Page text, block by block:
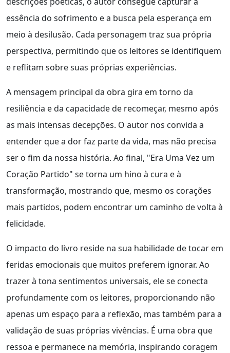
essência do sofrimento e a busca pela esperança em
meio à desilusão. Cada personagem traz sua própria
perspectiva, permitindo que os leitores se identifiquem
e reflitam sobre suas próprias experiências.
A mensagem principal da obra gira em torno da
resiliência e da capacidade de recomeçar, mesmo após
as mais intensas decepções. O autor nos convida a
entender que a dor faz parte da vida, mas não precisa
ser o fim da nossa história. Ao final, "Era Uma Vez um
Coração Partido" se torna um hino à cura e à
transformação, mostrando que, mesmo os corações
mais partidos, podem encontrar um caminho de volta à
felicidade.
O impacto do livro reside na sua habilidade de tocar em
feridas emocionais que muitos preferem ignorar. Ao
trazer à tona sentimentos universais, ele se conecta
profundamente com os leitores, proporcionando não
apenas um espaço para a reflexão, mas também para a
validação de suas próprias vivências. É uma obra que
ressoa e permanece na memória, inspirando coragem